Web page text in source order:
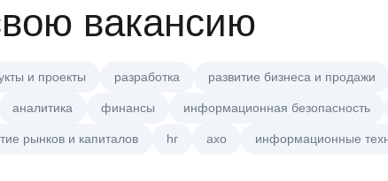
вакансию
и проекты разработка развитие бизнеса и продажи
аналитика финансы информационная безопасность
рынков и капиталов hr axo информационные